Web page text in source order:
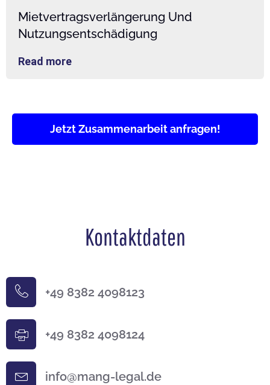
Mietvertragsverlängerung Und
Nutzungsentschädigung
Read more
Jetzt Zusammenarbeit anfragen!
Kontaktdaten
+49 8382 4098123
+49 8382 4098124
info@mang-legal.de